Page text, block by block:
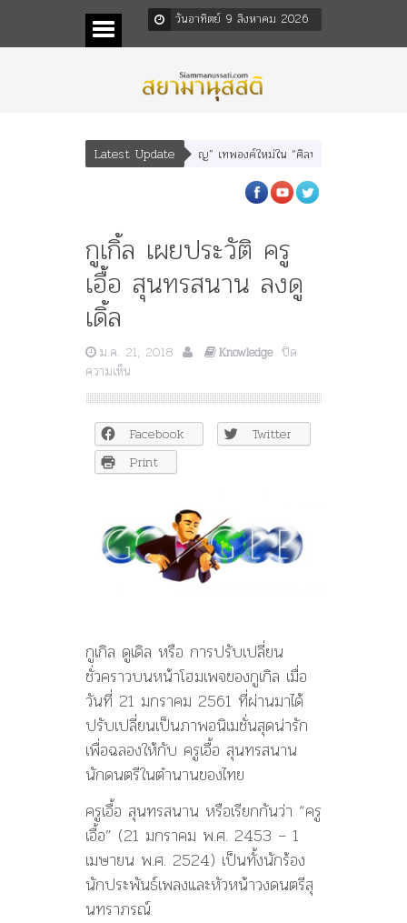
วันอาทิตย์ 9 สิงหาคม 2026
Latest Update
“อรุณเทพบุตร” และ “เทพีรัฐธรรมนูญ” เทพองค์ใหม่ใน “ศิลปะคณะราษฎร”
กูเกิ้ล เผยประวัติ ครู
เอื้อ สุนทรสนาน ลงดู
เดิ้ล
ม.ค. 21, 2018 Knowledge ปิด
ความเห็น
กู
เกิ้ล
เผย
ประวัติ
ครู
เอื้อ
ลง
ดู
เดิ้ล
Facebook
Twitter
Print
กูเกิล ดูเดิล หรือ การปรับเปลี่ยน
ชั่วคราวบนหน้าโฮมเพจของกูเกิล เมื่อ
วันที่ 21 มกราคม 2561 ที่ผ่านมาได้
ปรับเปลี่ยนเป็นภาพอนิเมชั่นสุดน่ารัก
เพื่อฉลองให้กับ ครูเอื้อ สุนทรสนาน
นักดนตรีในตำนานของไทย
ครูเอื้อ สุนทรสนาน หรือเรียกกันว่า “ครู
เอื้อ” (21 มกราคม พ.ศ. 2453 – 1
เมษายน พ.ศ. 2524) เป็นทั้งนักร้อง
นักประพันธ์เพลงและหัวหน้าวงดนตรีสุ
นทราภรณ์